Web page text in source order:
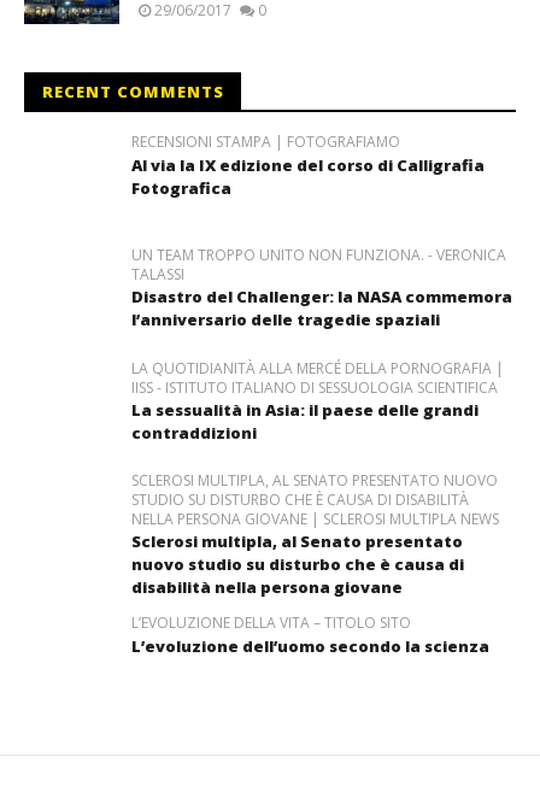
29/06/2017 0
RECENT COMMENTS
RECENSIONI STAMPA | FOTOGRAFIAMO
Al via la IX edizione del corso di Calligrafia
Fotografica
UN TEAM TROPPO UNITO NON FUNZIONA. - VERONICA
TALASSI
Disastro del Challenger: la NASA commemora
l’anniversario delle tragedie spaziali
LA QUOTIDIANITÀ ALLA MERCÉ DELLA PORNOGRAFIA |
IISS - ISTITUTO ITALIANO DI SESSUOLOGIA SCIENTIFICA
La sessualità in Asia: il paese delle grandi
contraddizioni
SCLEROSI MULTIPLA, AL SENATO PRESENTATO NUOVO
STUDIO SU DISTURBO CHE È CAUSA DI DISABILITÀ
NELLA PERSONA GIOVANE | SCLEROSI MULTIPLA NEWS
Sclerosi multipla, al Senato presentato
nuovo studio su disturbo che è causa di
disabilità nella persona giovane
L’EVOLUZIONE DELLA VITA – TITOLO SITO
L’evoluzione dell’uomo secondo la scienza